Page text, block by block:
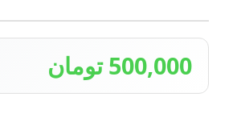
500,000 تومان